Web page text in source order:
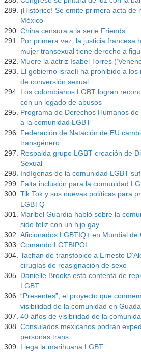
¡Histórico! Se emite primera acta de
México
China censura a la serie Friends
Por primera vez, la justicia francesa
mujer transexual tiene derecho a
Muere la actriz Isabel Torres
El gobierno israelí ha prohibido a
de conversión sexual
Los colombianos LGBT logran
con un legado de abusos
Programa de Derechos Humanos
a la comunidad LGBT
Federación de Natación de EU
transgénero
Respalda grupo LGBT creación de
Sexual
Indígenas de la comunidad LGBT
Falta inclusión para la comunidad
Tik Tok y sus nuevas políticas para
LGBTQ
Maribel Guardia habló sobre la
sido feliz con un hijo gay”
Aficionados LGBTIQ+ en Mundial de
Comando LGTBIPOL
Tachan de transfóbico a Ernesto
cirugías de reasignación de sexo
Danielle Brooks está contenta de
LGBT
“Presentes”, el proyecto que
visibilidad de la comunidad en
40 años de visibilidad de la
Consulados mexicanos podrán
personas trans
Llega la marihuana LGBT